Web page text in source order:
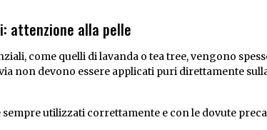
attenzione alla pelle
come quelli di lavanda o tea tree, vengono
non devono essere applicati puri direttamente
sempre utilizzati correttamente e con le dovute